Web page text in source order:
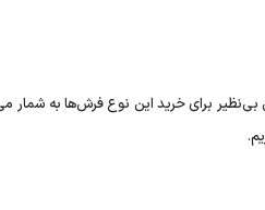
برای خرید این نوع فرش‌ها به شمار